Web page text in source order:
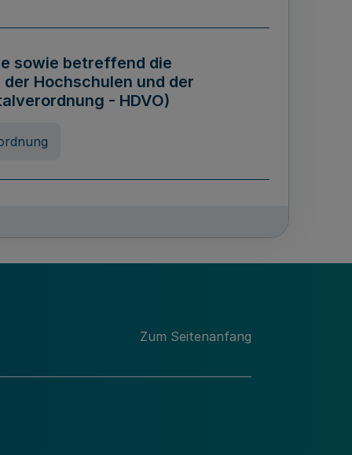
sowie betreffend die
Hochschulen und der
- HDVO)
des Landes Nordrhein-
Zum Seitenanfang